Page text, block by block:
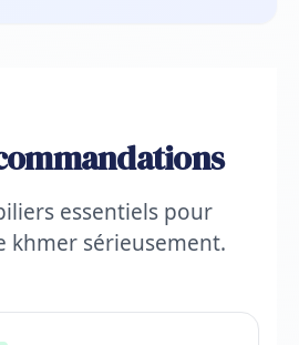
essentiels pour
khmer sérieusement.